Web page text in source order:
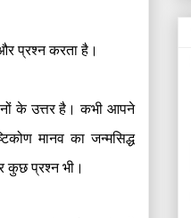
प्रश्न करता है।
के उत्तर है। कभी आपने
मानव का जन्मसिद्ध
कुछ प्रश्न भी।